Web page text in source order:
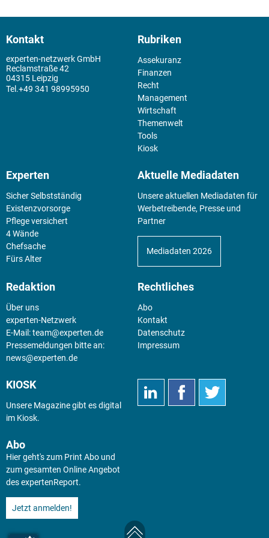
Kontakt
experten-netzwerk GmbH
Reclamstraße 42
04315 Leipzig
+49 341 98995950
Rubriken
Assekuranz
Finanzen
Recht
Management
Wirtschaft
Themenwelt
Tools
Kiosk
Experten
Sicher Selbstständig
Existenz­vorsorge
Pflege versichert
4 Wände
Chefsache
Fürs Alter
Aktuelle Mediadaten
Unsere aktuellen Mediadaten für
Werbetreibende, Presse und
Partner
Mediadaten 2026
Redaktion
Über uns
experten-Netzwerk
E-Mail:team@experten.de
Pressemeldungen bitte an:
news@experten.de
Rechtliches
Abo
Kontakt
Datenschutz
Impressum
KIOSK
Unsere Magazine gibt es digital
im Kiosk.
Abo
Hier geht's zum Print Abo und
zum gesamten Online Angebot
des expertenReport.
Jetzt anmelden!